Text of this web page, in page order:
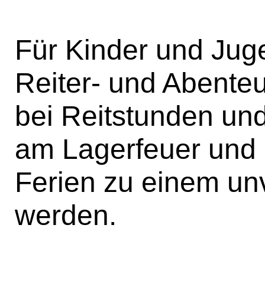
Für Kinder und
Reiter- und
bei Reitstunden
am Lagerfeuer
Ferien zu einem
werden.